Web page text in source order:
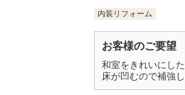
内装リフォーム
お客様のご要望
和室をきれいにした
床が凹むので補強し